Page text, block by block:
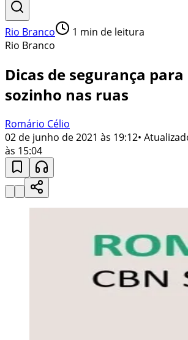
Rio Branco 1 min de leitura
Rio Branco
Dicas de segurança
sozinho nas ruas
Romário Célio
02 de junho de 2021 às 19:12•
às 15:04